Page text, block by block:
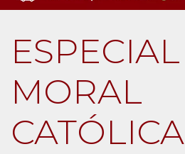
ESPECIAL
MORAL
CATÓLICA